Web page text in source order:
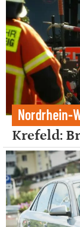
Nordrhein-
Krefeld: